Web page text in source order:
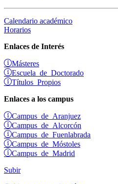
Calendario académico
Horarios
Enlaces de Interés
Másteres
Escuela de Doctorado
Títulos Propios
Enlaces a los campus
Campus de Aranjuez
Campus de Alcorcón
Campus de Fuenlabrada
Campus de Móstoles
Campus de Madrid
Subir